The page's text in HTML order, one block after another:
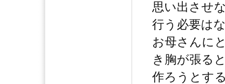
思い出させ
行う必要は
お母さんに
き胸が張る
作ろうとす